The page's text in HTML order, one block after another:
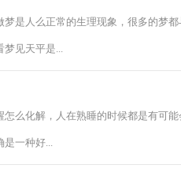
是人么正常的生理现象，很多的梦
梦见天平是...
么化解，人在熟睡的时候都是有可
是一种好...